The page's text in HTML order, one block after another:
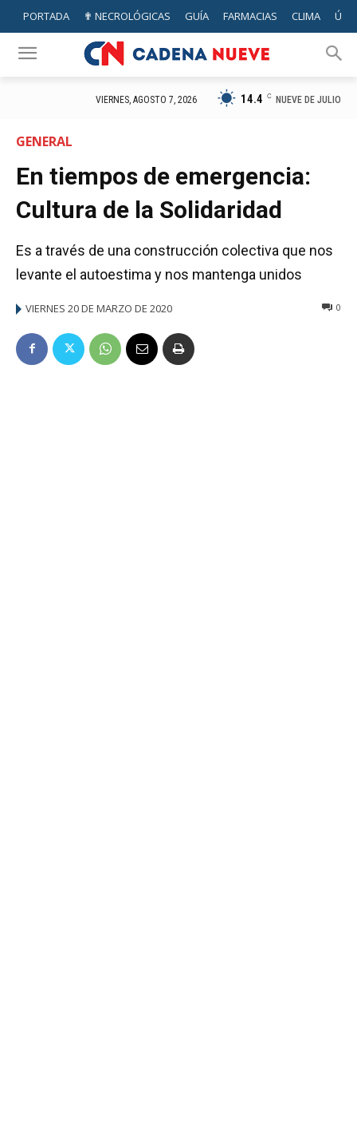
PORTADA ✟ NECROLÓGICAS GUÍA FARMACIAS CLIMA
VIERNES, AGOSTO 7, 2026 14.4 C NUEVE DE JULIO
GENERAL
En tiempos de emergencia:
Cultura de la Solidaridad
Es a través de una construcción colectiva que nos
levante el autoestima y nos mantenga unidos
VIERNES 20 DE MARZO DE 2020 0